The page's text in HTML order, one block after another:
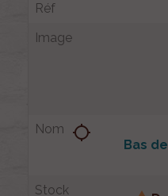
Bas
location_searching